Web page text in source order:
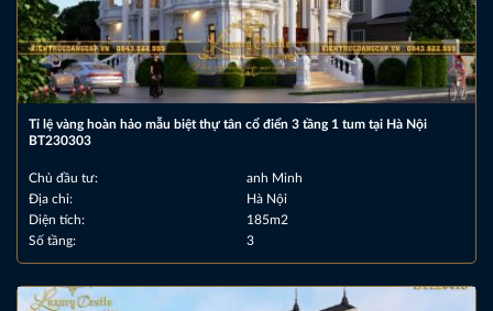
Tỉ lệ vàng hoàn hảo mẫu biệt thự tân cổ điển 3 tầng 1 tum tại Hà Nội
BT230303
Chủ đầu tư:
anh Minh
Địa chỉ:
Hà Nội
Diện tích:
185m2
Số tầng:
3